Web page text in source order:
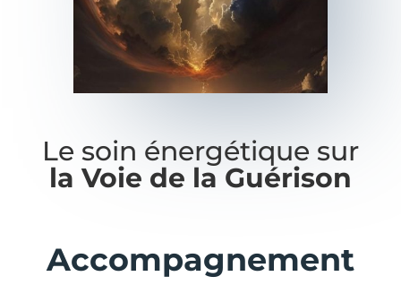
Le soin énergétique sur
la Voie de la Guérison
Accompagnement